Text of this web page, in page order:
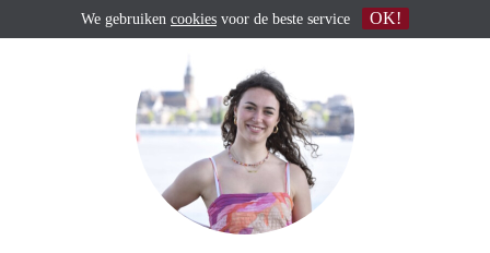
We gebruiken cookies voor de beste service OK!